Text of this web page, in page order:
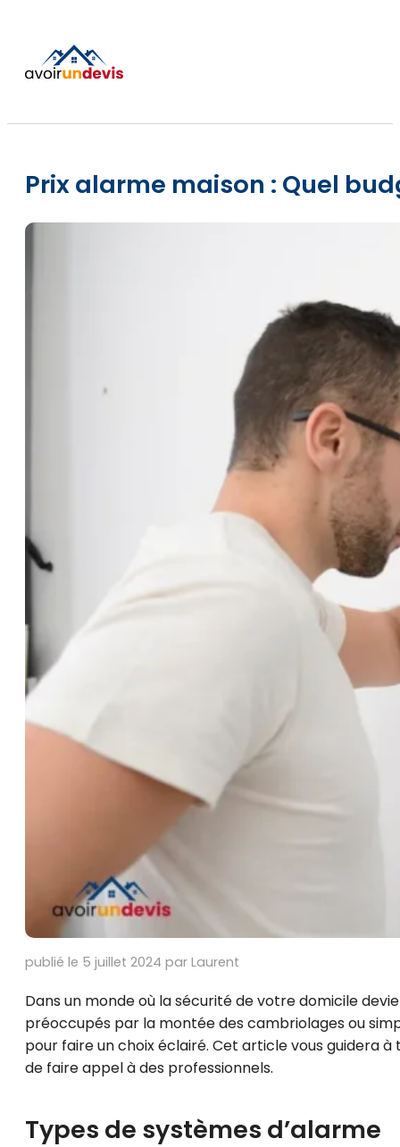
Prix alarme maison : Quel
publié le 5 juillet 2024 par Laurent
Dans un monde où la sécurité de votre domicile
préoccupés par la montée des cambriolages ou
pour faire un choix éclairé. Cet article vous guidera
de faire appel à des professionnels.
Types de systèmes d’alarme